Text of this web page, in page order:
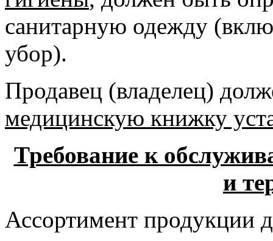
санитарную одежду
убор).
Продавец (владелец)
медицинскую книжку
Требование к
и
Ассортимент продукции